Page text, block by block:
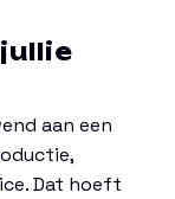
aan een
Dat hoeft